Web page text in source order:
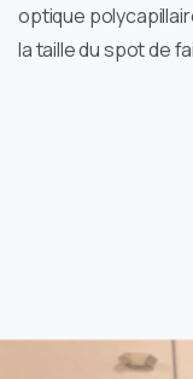
optique
la taille du spot de